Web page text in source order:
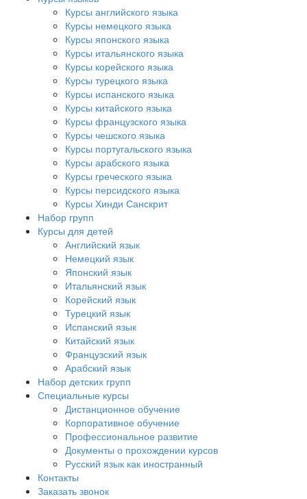
Курсы английского языка
Курсы немецкого языка
Курсы японского языка
Курсы итальянского языка
Курсы корейского языка
Курсы турецкого языка
Курсы испанского языка
Курсы китайского языка
Курсы французского языка
Курсы чешского языка
Курсы португальского языка
Курсы арабского языка
Курсы греческого языка
Курсы персидского языка
Курсы Хинди Санскрит
Набор групп
Курсы для детей
Английский язык
Немецкий язык
Японский язык
Итальянский язык
Корейский язык
Турецкий язык
Испанский язык
Китайский язык
Французский язык
Арабский язык
Набор детских групп
Специальные курсы
Дистанционное обучение
Корпоративное обучение
Профессиональное развитие
Документы о прохождении курсов
Русский язык как иностранный
Контакты
Заказать звонок